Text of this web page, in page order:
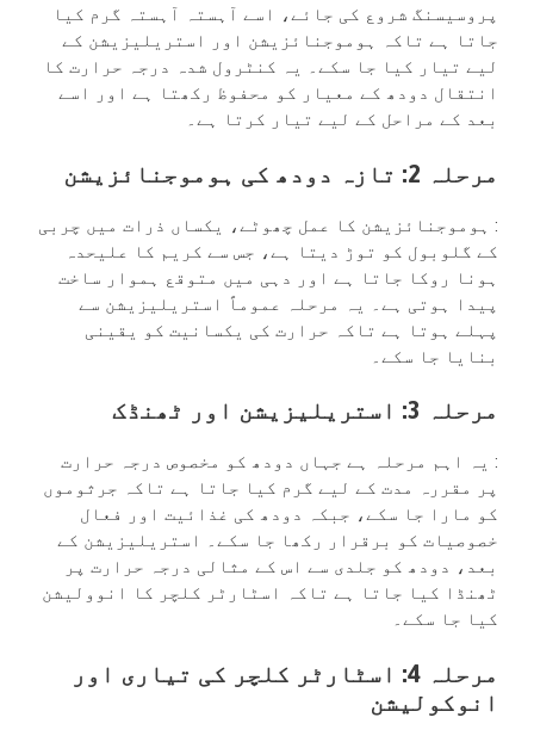
پروسیسنگ شروع کی جائے، اسے آہستہ آہستہ گرم کیا
جاتا ہے تاکہ ہوموجنائزیشن اور استریلیزیشن کے
لیے تیار کیا جا سکے۔ یہ کنٹرول شدہ درجہ حرارت کا
انتقال دودھ کے معیار کو محفوظ رکھتا ہے اور اسے
بعد کے مراحل کے لیے تیار کرتا ہے۔
مرحلہ 2: تازہ دودھ کی ہوموجنائزیشن
: ہوموجنائزیشن کا عمل چھوٹے، یکساں ذرات میں چربی
کے گلوبول کو توڑ دیتا ہے، جس سے کریم کا علیحدہ
ہونا روکا جاتا ہے اور دہی میں متوقع ہموار ساخت
پیدا ہوتی ہے۔ یہ مرحلہ عموماً استریلیزیشن سے
پہلے ہوتا ہے تاکہ حرارت کی یکسانیت کو یقینی
بنایا جا سکے۔
مرحلہ 3: استریلیزیشن اور ٹھنڈک
: یہ اہم مرحلہ ہے جہاں دودھ کو مخصوص درجہ حرارت
پر مقررہ مدت کے لیے گرم کیا جاتا ہے تاکہ جرثوموں
کو مارا جا سکے، جبکہ دودھ کی غذائیت اور فعال
خصوصیات کو برقرار رکھا جا سکے۔ استریلیزیشن کے
بعد، دودھ کو جلدی سے اس کے مثالی درجہ حرارت پر
ٹھنڈا کیا جاتا ہے تاکہ اسٹارٹر کلچر کا انوولیشن
کیا جا سکے۔
مرحلہ 4: اسٹارٹر کلچر کی تیاری اور
انوکولیشن